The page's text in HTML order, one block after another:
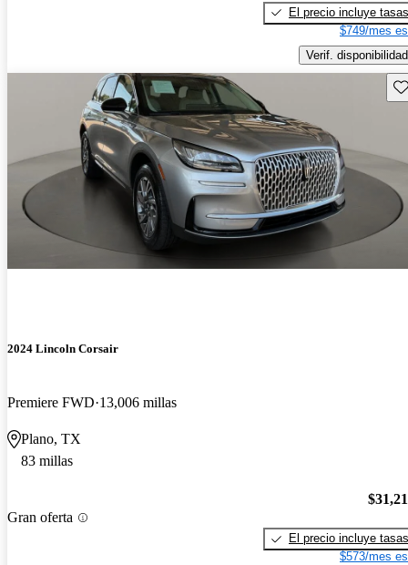
El precio incluye tasas
$749/mes
Verif. disponibilidad
2024 Lincoln Corsair
Premiere FWD 13,006 millas
Plano, TX
83 millas
Gran oferta
El precio incluye tasas
$573/mes